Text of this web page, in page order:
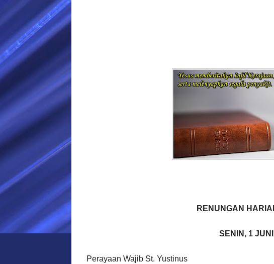
RENUNGAN
SENIN, 1
Perayaan Wajib St. Yustinus